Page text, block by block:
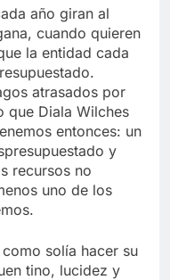
año giran al
cuando quieren
la entidad cada
atrasados por
que Diala Wilches
entonces: un
y
recursos no
uno de los
solía hacer su
tino, lucidez y